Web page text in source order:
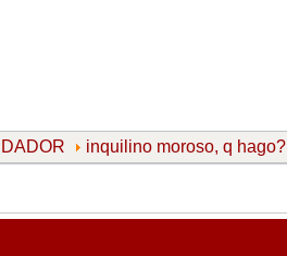
inquilino moroso, q hago?